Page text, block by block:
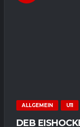
ALLGEMEIN U11
DEB